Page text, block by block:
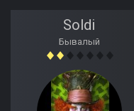
Soldi
Бывалый